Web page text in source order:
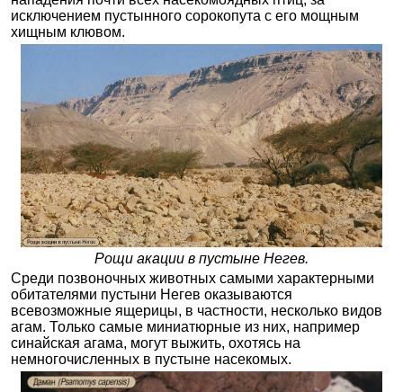
исключением пустынного сорокопута с его мощным
хищным клювом.
Рощи акации в пустыне Негев.
Среди позвоночных животных самыми характерными
обитателями пустыни Негев оказываются
всевозможные ящерицы, в частности, несколько видов
агам. Только самые миниатюрные из них, например
синайская агама, могут выжить, охотясь на
немногочисленных в пустыне насекомых.